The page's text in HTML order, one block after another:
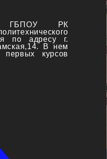
ГБПОУ РК
по адресу г.
В нем
первых курсов